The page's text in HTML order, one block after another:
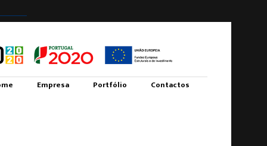
Empresa Portfólio Contactos